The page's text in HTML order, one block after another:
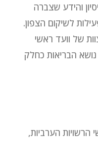
והידע שצברה
לשיקום הצפון.
של וועד ראשי
נושא הבריאות כחלק
הרשויות הערביות,